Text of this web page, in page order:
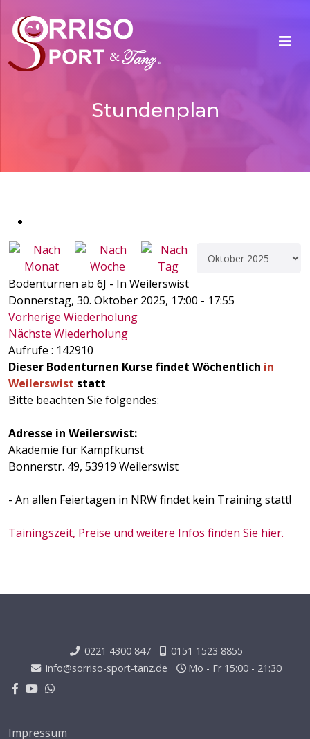
Stundenplan
Bodenturnen ab 6J - In Weilerswist
Donnerstag, 30. Oktober 2025, 17:00 - 17:55
Vorherige Wiederholung
Nächste Wiederholung
Aufrufe : 142910
Dieser Bodenturnen Kurse findet Wöchentlich in
Weilerswist statt
Bitte beachten Sie folgendes:
Adresse in Weilerswist:
Akademie für Kampfkunst
Bonnerstr. 49, 53919 Weilerswist
- An allen Feiertagen in NRW findet kein Training statt!
Tainingszeit, Preise und weitere Infos finden Sie hier.
0221 4300 847
0151 1523 8855
info@sorriso-sport-tanz.de
Mo - Fr 15:00 - 21:30
Impressum